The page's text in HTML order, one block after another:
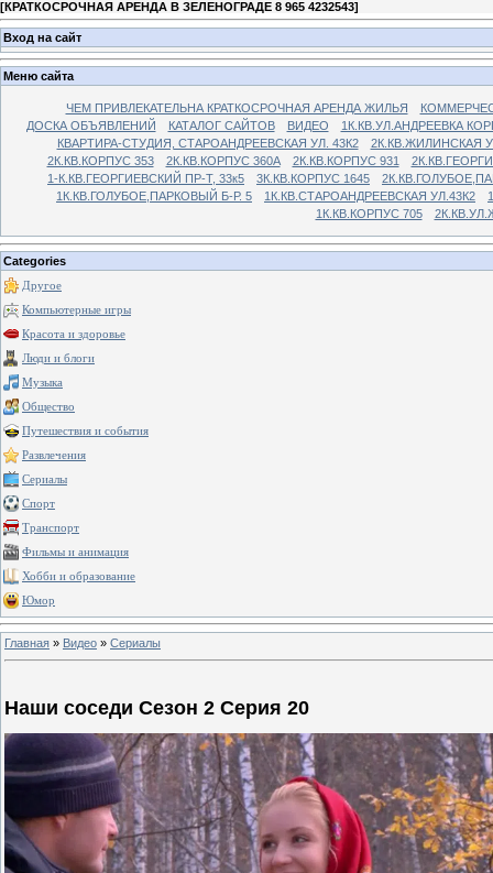
[КРАТКОСРОЧНАЯ АРЕНДА В ЗЕЛЕНОГРАДЕ 8 965 4232543]
Вход на сайт
Меню сайта
ЧЕМ ПРИВЛЕКАТЕЛЬНА КРАТКОСРОЧНАЯ АРЕНДА ЖИЛЬЯ
ДОСКА ОБЪЯВЛЕНИЙ
КАТАЛОГ САЙТОВ ВИДЕО
1К.КВ.УЛ.АНДРЕЕВКА
КВАРТИРА-СТУДИЯ, СТАРОАНДРЕЕВСКАЯ УЛ. 43К2
2К.КВ.ЖИЛИНСКАЯ
2К.КВ.КОРПУС 353
2К.КВ.КОРПУС 360А 2К.КВ.КОРПУС 931
1-К.КВ.ГЕОРГИЕВСКИЙ ПР-Т, 33к5
3К.КВ.КОРПУС 1645
1К.КВ.ГОЛУБОЕ,ПАРКОВЫЙ Б-Р. 5
1К.КВ.СТАРОАНДРЕЕВСКАЯ УЛ.43К2
1К.КВ.КОРПУС 705
Categories
Другое
Компьютерные игры
Красота и здоровье
Люди и блоги
Музыка
Общество
Путешествия и события
Развлечения
Сериалы
Спорт
Транспорт
Фильмы и анимация
Хобби и образование
Юмор
Главная » Видео » Сериалы
Наши соседи Сезон 2 Серия 20